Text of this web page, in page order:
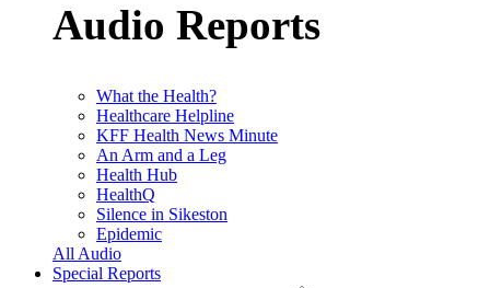
Audio Reports
What the Health?
Healthcare Helpline
KFF Health News Minute
An Arm and a Leg
Health Hub
HealthQ
Silence in Sikeston
Epidemic
All Audio
Special Reports